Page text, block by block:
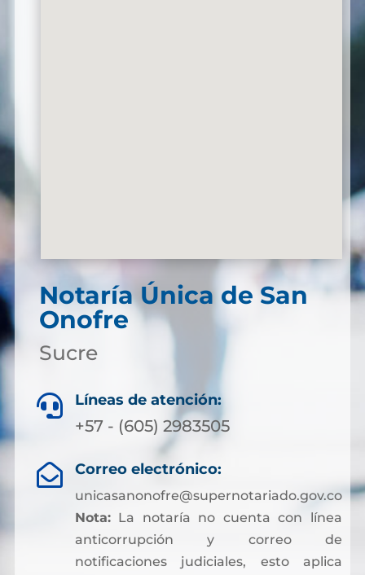
Notaría Única de San
Onofre
Sucre
 Líneas de atención:
+57 - (605) 2983505
 Correo electrónico:
unicasanonofre@supernotariado.gov.co
Nota:La notaría no cuenta con línea
anticorrupción y correo de
notificaciones judiciales, esto aplica